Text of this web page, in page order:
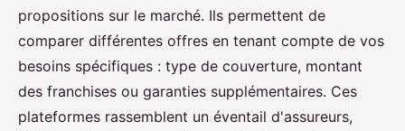
propositions sur le marché. Ils permettent de
comparer différentes offres en tenant compte de vos
besoins spécifiques : type de couverture, montant
des franchises ou garanties supplémentaires. Ces
plateformes rassemblent un éventail d'assureurs,